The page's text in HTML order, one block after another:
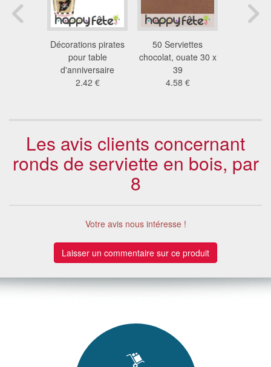
Décorations pirates
pour table
d'anniversaire
2.42 €
50 Serviettes
chocolat, ouate 30 x
39
4.58 €
Les avis clients concernant
ronds de serviette en bois, par
8
Votre avis nous intéresse !
Laisser un commentaire sur ce produit